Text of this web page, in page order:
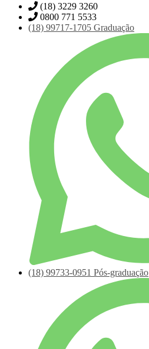
(18) 3229 3260
0800 771 5533
(18) 99717-1705 Graduação
(18) 99733-0951 Pós-graduação